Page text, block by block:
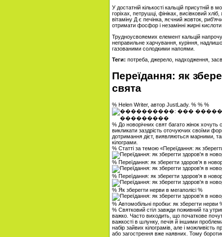
У достатній кількості кальцій присутній
горіхах, петрушці, фініках, висівковий
вітаміну Д є печінка, яєчний жовток,
отримати фосфор і незамінні жирні
Трудноусвояемих елемент кальцій
неправильне харчування, куріння,
газованими солодкими напоями.
Теги: потреба, джерело, надходження,
Переїдання: як
свята
% Helen Writer, автор JustLady. % % %
% До новорічних свят багато жінок
викликати заздрість оточуючих своїми
дотримання дієт, виявляються марними,
кілограми.
% Статті за темою «Переїдання: як
% Переїдання: як зберегти здоров'я в
% Переїдання: як зберегти здоров'я в
% Як зберегти нерви в мегаполісі %
% Автомобільні пробки: як зберегти нерви
% Святковий стіл завжди поживний та
важко. Часто виходить, що початкове
важкості в шлунку, печія й іншими
набір зайвих кілограмів, але і
або загострення вже наявних. Тому